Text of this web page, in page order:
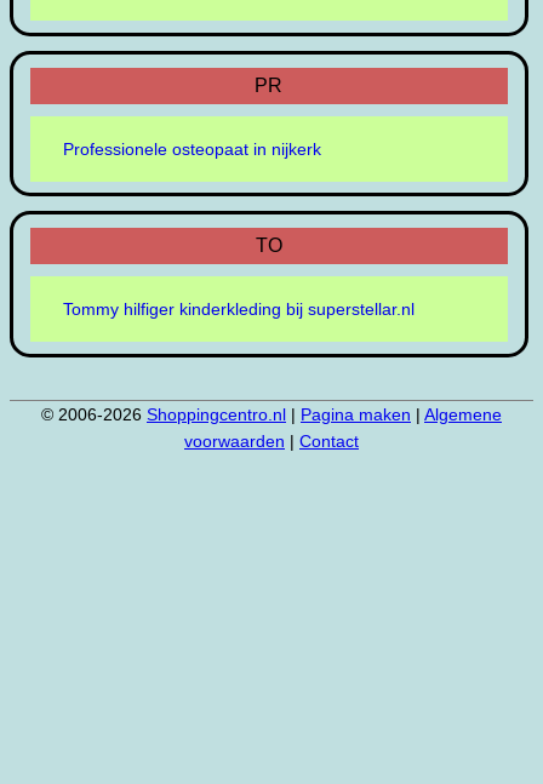
PR
Professionele osteopaat in nijkerk
TO
Tommy hilfiger kinderkleding bij superstellar.nl
© 2006-2026 Shoppingcentro.nl | Pagina maken | Algemene
voorwaarden | Contact